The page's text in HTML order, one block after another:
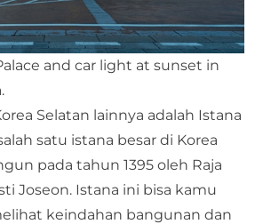
and car light at sunset in
Selatan lainnya adalah Istana
satu istana besar di Korea
pada tahun 1395 oleh Raja
Joseon. Istana ini bisa kamu
keindahan bangunan dan